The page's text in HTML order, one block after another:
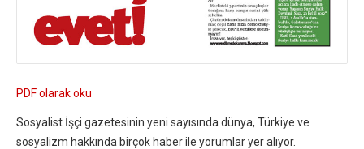
PDF olarak oku
Sosyalist İşçi gazetesinin yeni sayısında dünya, Türkiye ve
sosyalizm hakkında birçok haber ile yorumlar yer alıyor.